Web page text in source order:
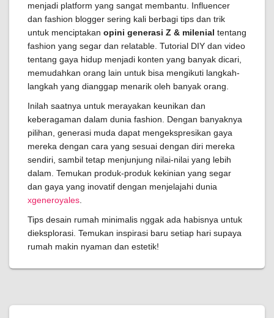
menjadi platform yang sangat membantu. Influencer
dan fashion blogger sering kali berbagi tips dan trik
untuk menciptakan opini generasi Z & milenial tentang
fashion yang segar dan relatable. Tutorial DIY dan video
tentang gaya hidup menjadi konten yang banyak dicari,
memudahkan orang lain untuk bisa mengikuti langkah-
langkah yang dianggap menarik oleh banyak orang.
Inilah saatnya untuk merayakan keunikan dan
keberagaman dalam dunia fashion. Dengan banyaknya
pilihan, generasi muda dapat mengekspresikan gaya
mereka dengan cara yang sesuai dengan diri mereka
sendiri, sambil tetap menjunjung nilai-nilai yang lebih
dalam. Temukan produk-produk kekinian yang segar
dan gaya yang inovatif dengan menjelajahi dunia
xgeneroyales
Tips desain rumah minimalis nggak ada habisnya untuk
dieksplorasi. Temukan inspirasi baru setiap hari supaya
rumah makin nyaman dan estetik!